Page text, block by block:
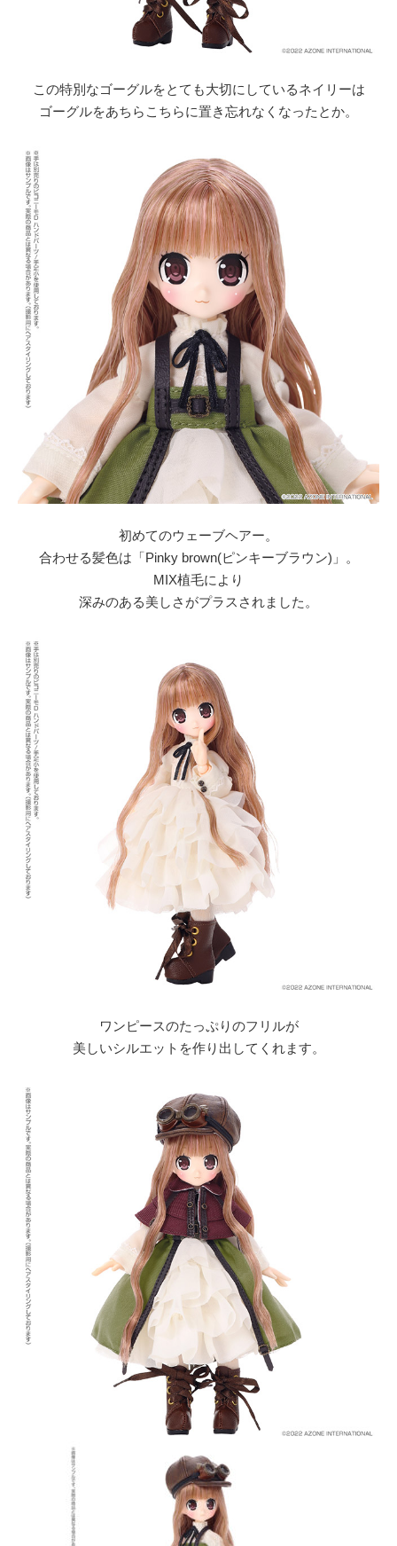
この特別なゴーグルをとても大切にしているネイリーは
ゴーグルをあちらこちらに置き忘れなくなったとか。
初めてのウェーブヘアー。
合わせる髪色は「Pinky brown(ピンキーブラウン)」。
MIX植毛により
深みのある美しさがプラスされました。
ワンピースのたっぷりのフリルが
美しいシルエットを作り出してくれます。